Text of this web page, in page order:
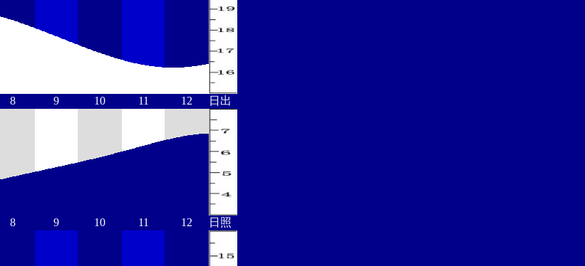
8 9 10 11 12 日出
8 9 10 11 12 日照